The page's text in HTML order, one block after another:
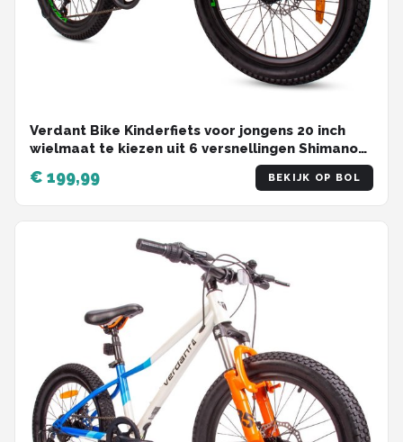
Verdant Bike Kinderfiets voor jongens 20 inch
wielmaat te kiezen uit 6 versnellingen Shimano
van 6 tot 10 jaar in hoogte verstelbaar (Wit
Groen)
€ 199,99 BEKIJK OP BOL